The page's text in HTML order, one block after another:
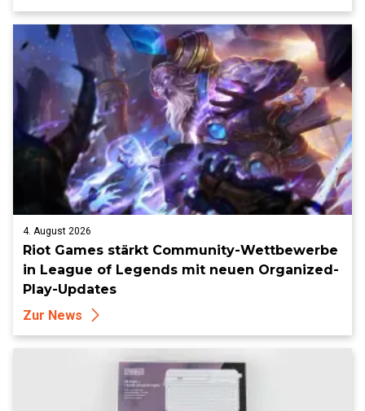
4. August 2026
Riot Games stärkt Community-Wettbewerbe
in League of Legends mit neuen Organized-
Play-Updates
Zur News